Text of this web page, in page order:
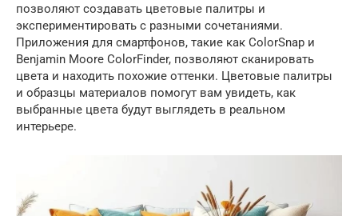
позволяют создавать цветовые палитры и
экспериментировать с разными сочетаниями.
Приложения для смартфонов, такие как ColorSnap и
Benjamin Moore ColorFinder, позволяют сканировать
цвета и находить похожие оттенки. Цветовые палитры
и образцы материалов помогут вам увидеть, как
выбранные цвета будут выглядеть в реальном
интерьере.